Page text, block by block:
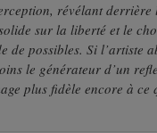
révélant derrière
sur la liberté et le
de possibles. Si l’artiste
le générateur d’un
plus fidèle encore à ce